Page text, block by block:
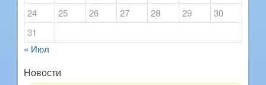
24
25 26 27 28 29
30
31
« Июл
Новости